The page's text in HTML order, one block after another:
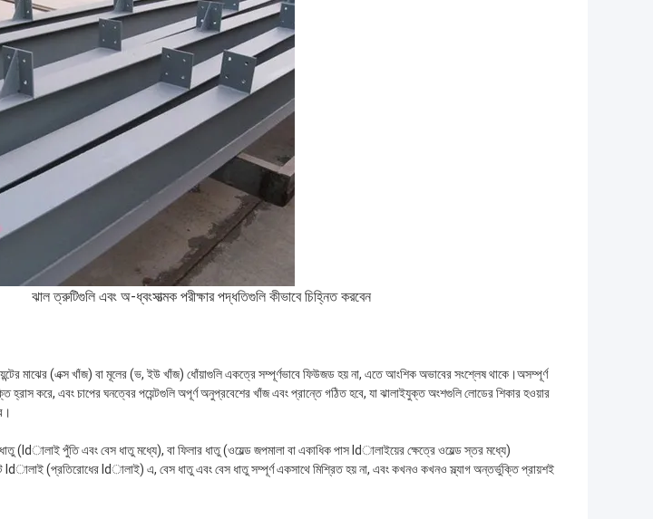
ঝাল ত্রুটিগুলি এবং অ-ধ্বংসাত্মক পরীক্ষার পদ্ধতিগুলি কীভাবে চিহ্নিত করবেন
মাঝের (এক্স খাঁজ) বা মূলের (ভ, ইউ খাঁজ) ধোঁয়াগুলি একত্রে সম্পূর্ণভাবে ফিউজড হয় না, এতে আংশিক অভাবের সংশ্লেষ থাকে।অসম্পূর্ণ
করে, এবং চাপের ঘনত্বের পয়েন্টগুলি অপূর্ণ অনুপ্রবেশের খাঁজ এবং প্রান্তে গঠিত হবে, যা ঝালাইযুক্ত অংশগুলি লোডের শিকার হওয়ার
(ldালাই পুঁতি এবং বেস ধাতু মধ্যে), বা ফিলার ধাতু (ওয়েল্ড জপমালা বা একাধিক পাস ldালাইয়ের ক্ষেত্রে ওয়েল্ড স্তর মধ্যে)
ldালাই (প্রতিরোধের ldালাই) এ, বেস ধাতু এবং বেস ধাতু সম্পূর্ণ একসাথে মিশ্রিত হয় না, এবং কখনও কখনও স্ল্যাগ অন্তর্ভুক্তি প্রায়শই